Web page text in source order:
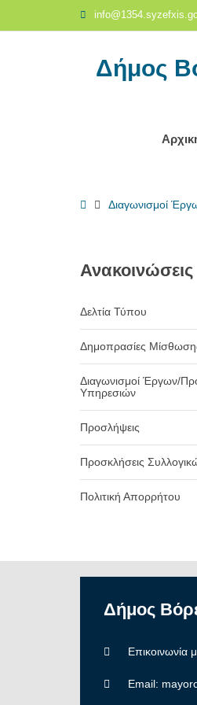
Δήμος
HomeΔιαγωνισμοί
Ανακοινώσεις
Δελτία Τύπου
Δημοπρασίες
Διαγωνισμοί Έργων/
Υπηρεσιών
Προσλήψεις
Προσκλήσεις
Πολιτική Απορρήτου
Δήμος
Επικοινωνία
Email: